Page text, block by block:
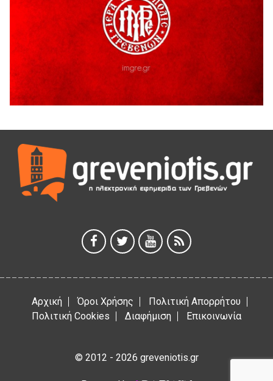
Διακοπή υδροδότησης του Α΄ κλάδου ύδρευσης
5 Αυγούστου 2026
Η Marseaux στα Γρεβενά για μια μοναδική συναυλία
Θερινό Σινεμά στο πλαίσιο του «Πολιτιστικού
Καλοκαιριού 2026» με την βραβευμένη ταινία «Μικρές
Ανάσες».
Γρεβενά: Συνελήφθη 18χρονος αλλοδαπός, για κλοπή
εξοπλισμού γυμναστηρίου
5 Αυγούστου 2026
ΑΗ ΛΑΟΣ | 5 Αυγούστου | Υπαίθριο Θέατρο “Καστράκι”,
Γρεβενά
5 Αυγούστου 2026
5 Αυγούστου 2026
Αρχική Όροι Χρήσης
Πολιτική Απορρήτου
Πολιτική Cookies
Διαφήμιση Επικοινωνία
© 2012 - 2026 greveniotis.gr